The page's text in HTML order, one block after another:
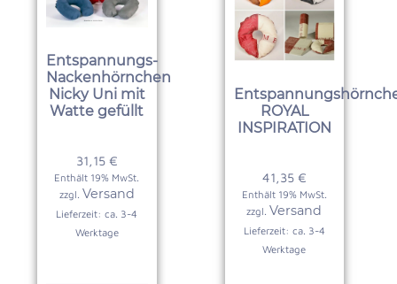
Entspannungs-
Nackenhörnchen
Nicky Uni mit
Watte gefüllt
31,15 €
Enthält 19% MwSt.
zzgl. Versand
Lieferzeit: ca. 3-4
Werktage
ROYAL
INSPIRATION
41,35 €
Enthält 19% MwSt.
zzgl. Versand
Lieferzeit: ca. 3-4
Werktage